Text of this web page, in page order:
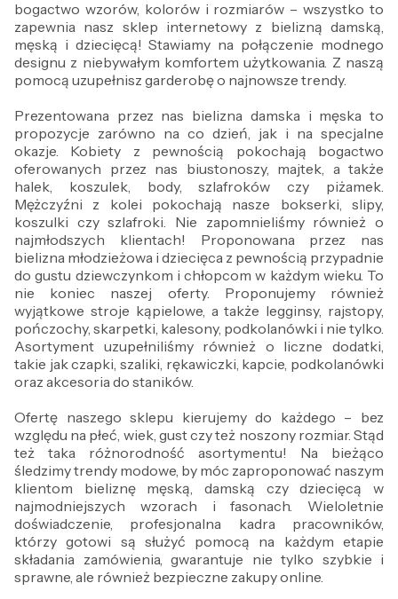
bogactwo wzorów, kolorów i rozmiarów – wszystko to
zapewnia nasz sklep internetowy z bielizną damską,
męską i dziecięcą! Stawiamy na połączenie modnego
designu z niebywałym komfortem użytkowania. Z naszą
pomocą uzupełnisz garderobę o najnowsze trendy.
Prezentowana przez nas bielizna damska i męska to
propozycje zarówno na co dzień, jak i na specjalne
okazje. Kobiety z pewnością pokochają bogactwo
oferowanych przez nas biustonoszy, majtek, a także
halek, koszulek, body, szlafroków czy piżamek.
Mężczyźni z kolei pokochają nasze bokserki, slipy,
koszulki czy szlafroki. Nie zapomnieliśmy również o
najmłodszych klientach! Proponowana przez nas
bielizna młodzieżowa i dziecięca z pewnością przypadnie
do gustu dziewczynkom i chłopcom w każdym wieku. To
nie koniec naszej oferty. Proponujemy również
wyjątkowe stroje kąpielowe, a także legginsy, rajstopy,
pończochy, skarpetki, kalesony, podkolanówki i nie tylko.
Asortyment uzupełniliśmy również o liczne dodatki,
takie jak czapki, szaliki, rękawiczki, kapcie, podkolanówki
oraz akcesoria do staników.
Ofertę naszego sklepu kierujemy do każdego – bez
względu na płeć, wiek, gust czy też noszony rozmiar. Stąd
też taka różnorodność asortymentu! Na bieżąco
śledzimy trendy modowe, by móc zaproponować naszym
klientom bieliznę męską, damską czy dziecięcą w
najmodniejszych wzorach i fasonach. Wieloletnie
doświadczenie, profesjonalna kadra pracowników,
którzy gotowi są służyć pomocą na każdym etapie
składania zamówienia, gwarantuje nie tylko szybkie i
sprawne, ale również bezpieczne zakupy online.